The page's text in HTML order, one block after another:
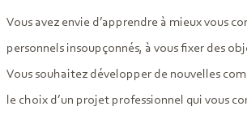
Vous avez envie d’apprendre à mieux vous
personnels insoupçonnés, à vous fixer des
Vous souhaitez développer de nouvelles
le choix d’un projet professionnel qui vous